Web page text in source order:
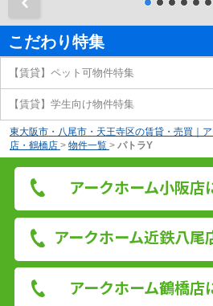
こだわり特集
【賃貸】ペット可物件特集
【賃貸】学生向け物件特集
東大阪市・八尾市・天王寺区の賃貸・売買｜
店・鶴橋店 > 物件一覧 > パトラY
アークホーム小阪店
アークホーム近鉄八尾
アークホーム鶴橋店